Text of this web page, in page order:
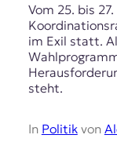
Vom 25. bis
im Exil statt.
steht.
In Politikvon